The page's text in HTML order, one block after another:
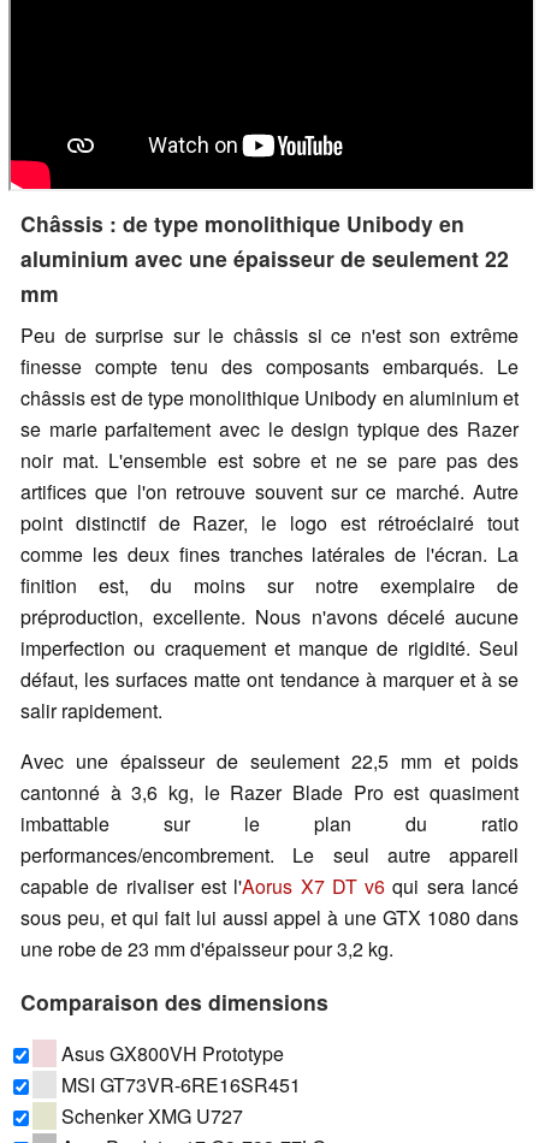
Châssis : de type monolithique Unibody en
aluminium avec une épaisseur de seulement 22
mm
Peu de surprise sur le châssis si ce n'est son extrême
finesse compte tenu des composants embarqués. Le
châssis est de type monolithique Unibody en aluminium et
se marie parfaitement avec le design typique des Razer
noir mat. L'ensemble est sobre et ne se pare pas des
artifices que l'on retrouve souvent sur ce marché. Autre
point distinctif de Razer, le logo est rétroéclairé tout
comme les deux fines tranches latérales de l'écran. La
finition est, du moins sur notre exemplaire de
préproduction, excellente. Nous n'avons décelé aucune
imperfection ou craquement et manque de rigidité. Seul
défaut, les surfaces matte ont tendance à marquer et à se
salir rapidement.
Avec une épaisseur de seulement 22,5 mm et poids
cantonné à 3,6 kg, le Razer Blade Pro est quasiment
imbattable sur le plan du ratio
performances/encombrement. Le seul autre appareil
capable de rivaliser est l'Aorus X7 DT v6 qui sera lancé
sous peu, et qui fait lui aussi appel à une GTX 1080 dans
une robe de 23 mm d'épaisseur pour 3,2 kg.
Comparaison des dimensions
Asus GX800VH Prototype
MSI GT73VR-6RE16SR451
Schenker XMG U727